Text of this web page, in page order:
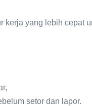
kerja yang lebih cepat
setor dan lapor.